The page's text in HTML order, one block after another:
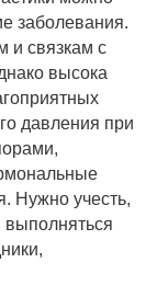
заболевания.
и связкам с
высока
давления при
Нужно учесть,